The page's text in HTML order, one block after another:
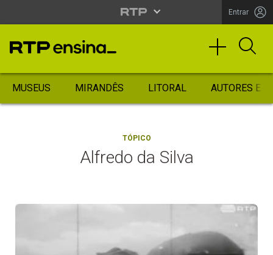
Entrar
MUSEUS MIRANDÊS LITORAL AUTORES
TÓPICO
Alfredo da Silva